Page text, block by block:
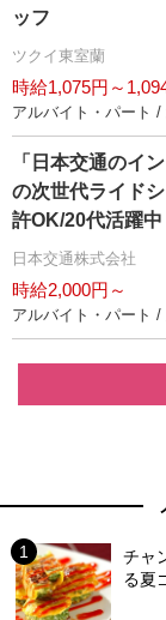
ッフ
ツクイ東室蘭
時給1,075円～
アルバイト・パート /
「日本交通のイ
の次世代ライド
許OK/20代活躍中
日本交通株式会社
時給2,000円～
アルバイト・パート
チャ
る夏